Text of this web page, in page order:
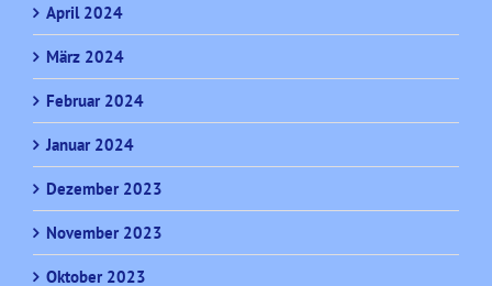
April 2024
März 2024
Februar 2024
Januar 2024
Dezember 2023
November 2023
Oktober 2023